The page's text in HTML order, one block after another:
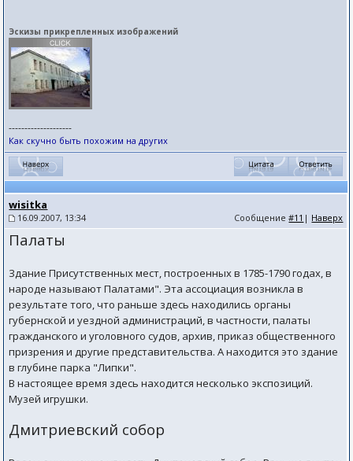
Эскизы прикрепленных изображений
--------------------
Как скучно быть похожим на других
wisitka
16.09.2007, 13:34 Сообщение#11 | Наверх
Палаты
Здание Присутственных мест, построенных в 1785-1790 годах, в
народе называют Палатами". Эта ассоциация возникла в
результате того, что раньше здесь находились органы
губернской и уездной администраций, в частности, палаты
гражданского и уголовного судов, архив, приказ общественного
призрения и другие представительства. А находится это здание
в глубине парка "Липки".
В настоящее время здесь находится несколько экспозиций.
Музей игрушки.
Дмитриевский собор